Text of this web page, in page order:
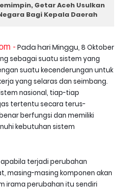
Getar Aceh Usulkan
Bagi Kepala Daerah
- Pada hari Minggu, 8 Oktober
sebagai suatu sistem yang
suatu kecenderungan untuk
yang selaras dan seimbang.
nasional, tiap-tiap
tertentu secara terus-
berfungsi dan memiliki
kebutuhan sistem
terjadi perubahan
masing-masing komponen akan
irama perubahan itu sendiri